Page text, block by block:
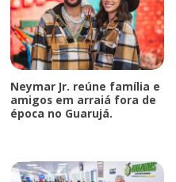
Neymar Jr. reúne família e
amigos em arraiá fora de
época no Guarujá.